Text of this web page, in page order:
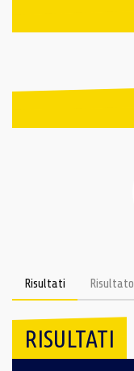
Risultati Risultato
RISULTATI